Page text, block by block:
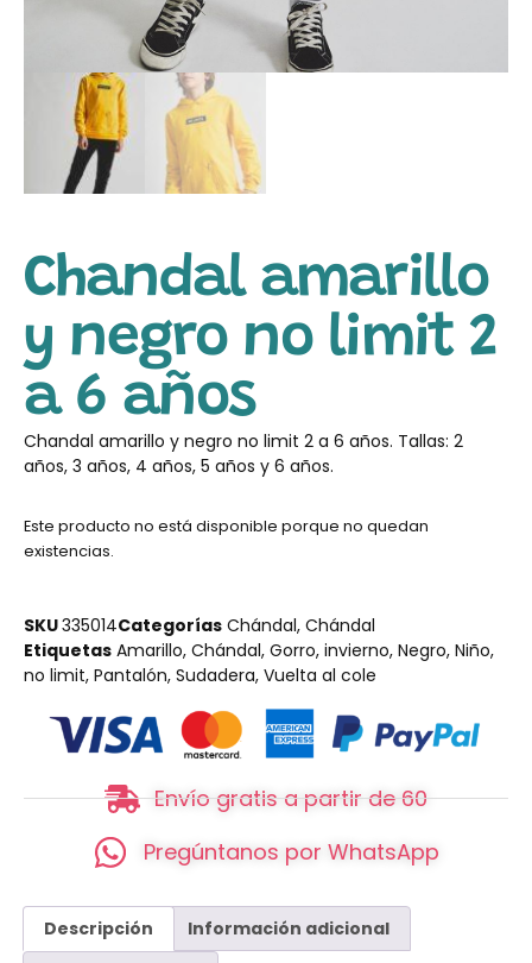
Chandal amarillo
y negro no limit 2
a 6 años
Chandal amarillo y negro no limit 2 a 6 años. Tallas: 2
años, 3 años, 4 años, 5 años y 6 años.
Este producto no está disponible porque no quedan
existencias.
SKU335014Categorías Chándal, Chándal
Etiquetas Amarillo, Chándal, Gorro, invierno, Negro, Niño,
no limit, Pantalón, Sudadera, Vuelta al cole
Envío gratis a partir de 60
Pregúntanos por WhatsApp
Descripción
Información adicional